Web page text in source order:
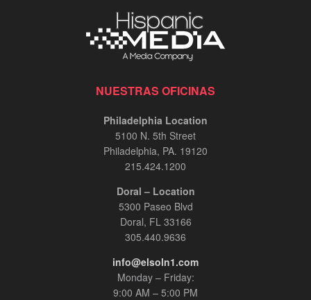
NUESTRAS OFICINAS
Philadelphia Location
5100 N. 5th Street
Philadelphia, PA. 19120
215.424.1200
Doral – Location
5300 Paseo Blvd
Doral, FL 33166
305.440.9636
info@elsoln1.com
Monday – Friday:
9:00 AM – 5:00 PM